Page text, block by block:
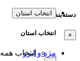
دسته‌بندی‌ها
×
مژه و ابرو
انتخاب استان
انتخاب استان
انتخاب همه